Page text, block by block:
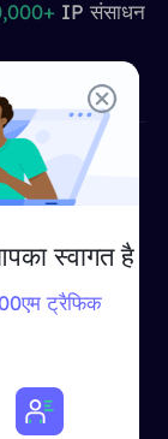
$0.2दिन
$1.4 /GB
करें!
दिन
अप करें
IP संसाधन
प्रॉक्सी
स्वागत है
ट्रैफिक